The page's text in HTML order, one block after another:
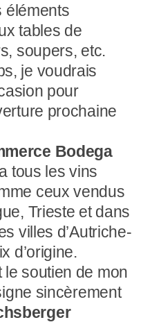
éléments
tables de
soupers, etc.
je voudrais
pour
prochaine
Bodega
tous les vins
ceux vendus
Trieste et dans
villes d’Autriche-
d’origine.
le soutien de mon
sincèrement